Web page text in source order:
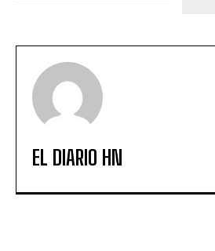
EL DIARIO HN